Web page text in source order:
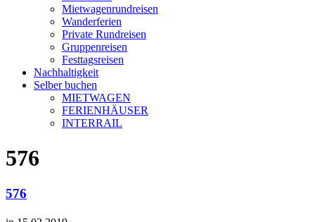
Mietwagenrundreisen
Wanderferien
Private Rundreisen
Gruppenreisen
Festtagsreisen
Nachhaltigkeit
Selber buchen
MIETWAGEN
FERIENHÄUSER
INTERRAIL
576
576